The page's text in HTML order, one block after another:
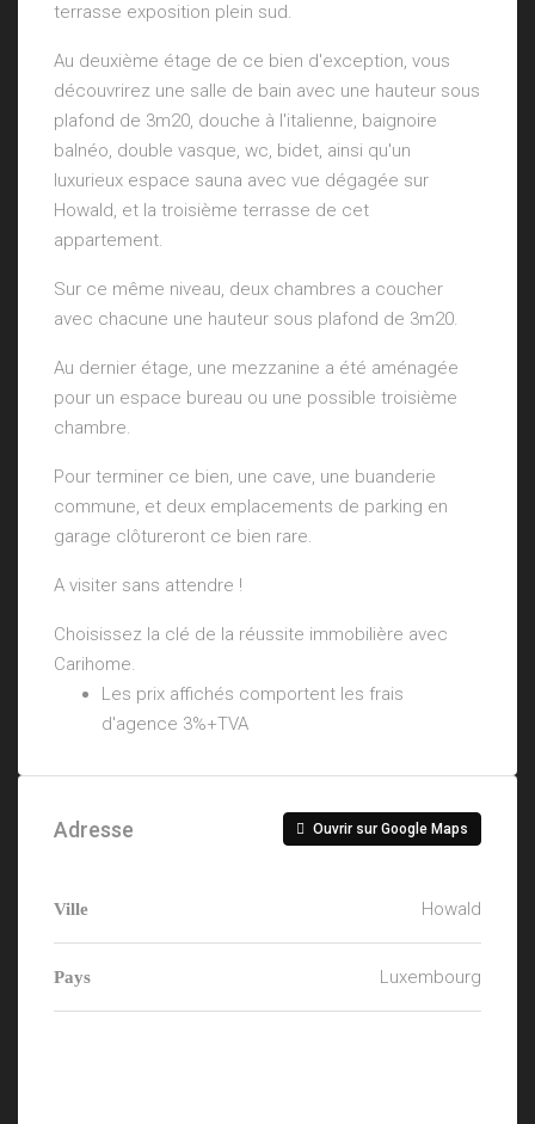
terrasse exposition plein sud.
Au deuxième étage de ce bien d'exception, vous
découvrirez une salle de bain avec une hauteur sous
plafond de 3m20, douche à l'italienne, baignoire
balnéo, double vasque, wc, bidet, ainsi qu'un
luxurieux espace sauna avec vue dégagée sur
Howald, et la troisième terrasse de cet
appartement.
Sur ce même niveau, deux chambres a coucher
avec chacune une hauteur sous plafond de 3m20.
Au dernier étage, une mezzanine a été aménagée
pour un espace bureau ou une possible troisième
chambre.
Pour terminer ce bien, une cave, une buanderie
commune, et deux emplacements de parking en
garage clôtureront ce bien rare.
A visiter sans attendre !
Choisissez la clé de la réussite immobilière avec
Carihome.
Les prix affichés comportent les frais
d'agence 3%+TVA
Adresse Ouvrir sur Google Maps
Ville Howald
Pays Luxembourg